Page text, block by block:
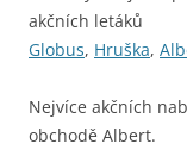
akčních letáků
Globus, Hruška,
Nejvíce akčních
obchodě Albert.